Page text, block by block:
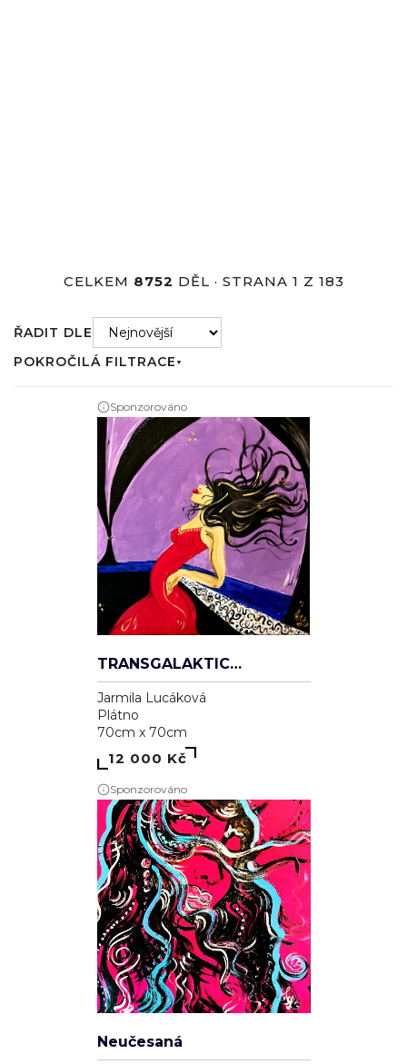
CELKEM 8752 DĚL · STRANA 1 Z 183
ŘADIT DLE
POKROČILÁ FILTRACE ▼
Sponzorováno
TRANSGALAKTICKÁ
Jarmila Lucáková
Plátno
70cm x 70cm
12 000 Kč
Sponzorováno
Neučesaná